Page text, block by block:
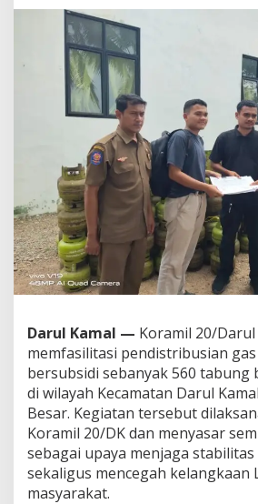
l
o
a
E
n
e
r
g
i
o
r
a
m
l
D
a
Darul Kamal — Koramil 20/Darul
memfasilitasi pendistribusian
bersubsidi sebanyak 560 tabung
di wilayah Kecamatan Darul
Besar. Kegiatan tersebut
Koramil 20/DK dan menyasar
sebagai upaya menjaga
sekaligus mencegah kelangkaan
masyarakat.